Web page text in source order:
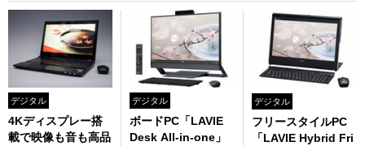
デジタル
4Kディスプレー搭
載で映像も音も高品
デジタル
ボードPC「LAVIE
Desk All-in-one」
デジタル
フリースタイルPC
「LAVIE Hybrid Fri